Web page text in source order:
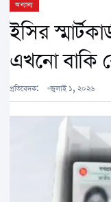
অন্যান্য
ইসির
এখনো বাকি
প্রতিবেদক: জুলাই ১, ২০২৬